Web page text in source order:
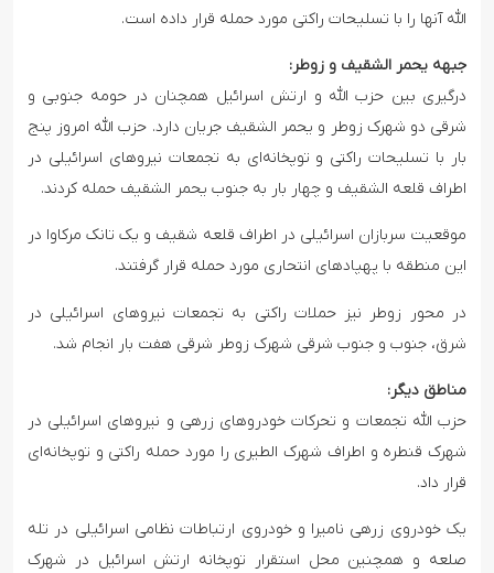
الله آنها را با تسلیحات راکتی مورد حمله قرار داده است.
جبهه یحمر الشقیف و زوطر:
درگیری بین حزب الله و ارتش اسرائیل همچنان در حومه جنوبی و
شرقی دو شهرک زوطر و یحمر الشقیف جریان دارد. حزب الله امروز پنج
بار با تسلیحات راکتی و توپخانه‌ای به تجمعات نیروهای اسرائیلی در
اطراف قلعه الشقیف و چهار بار به جنوب یحمر الشقیف حمله کردند.
موقعیت سربازان اسرائیلی در اطراف قلعه شقیف و یک تانک مرکاوا در
این منطقه با پهپادهای انتحاری مورد حمله قرار گرفتند.
در محور زوطر نیز حملات راکتی به تجمعات نیروهای اسرائیلی در
شرق، جنوب و جنوب شرقی شهرک زوطر شرقی هفت بار انجام شد.
مناطق دیگر:
حزب الله تجمعات و تحرکات خودروهای زرهی و نیروهای اسرائیلی در
شهرک قنطره و اطراف شهرک الطیری را مورد حمله راکتی و توپخانه‌ای
قرار داد.
یک خودروی زرهی نامیرا و خودروی ارتباطات نظامی اسرائیلی در تله
صلعه و همچنین محل استقرار توپخانه ارتش اسرائیل در شهرک